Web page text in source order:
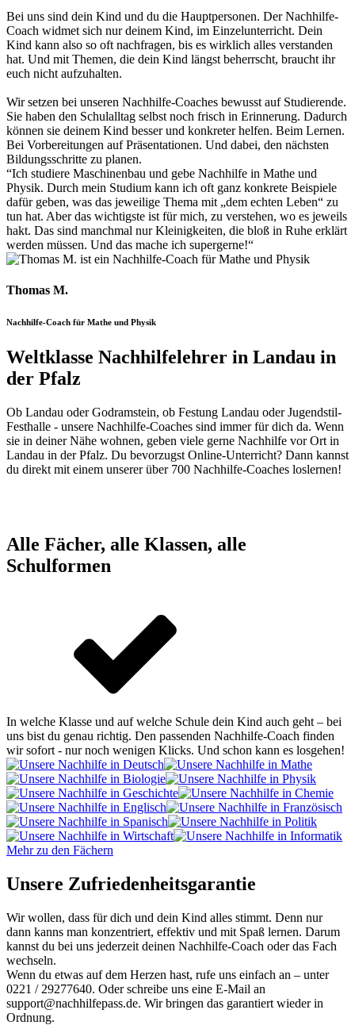
Bei uns sind dein Kind und du die Hauptpersonen. Der Nachhilfe-
Coach widmet sich nur deinem Kind, im Einzelunterricht. Dein
Kind kann also so oft nachfragen, bis es wirklich alles verstanden
hat. Und mit Themen, die dein Kind längst beherrscht, braucht ihr
euch nicht aufzuhalten.
Wir setzen bei unseren Nachhilfe-Coaches bewusst auf Studierende.
Sie haben den Schulalltag selbst noch frisch in Erinnerung. Dadurch
können sie deinem Kind besser und konkreter helfen. Beim Lernen.
Bei Vorbereitungen auf Präsentationen. Und dabei, den nächsten
Bildungsschritte zu planen.
“Ich studiere Maschinenbau und gebe Nachhilfe in Mathe und
Physik. Durch mein Studium kann ich oft ganz konkrete Beispiele
dafür geben, was das jeweilige Thema mit „dem echten Leben“ zu
tun hat. Aber das wichtigste ist für mich, zu verstehen, wo es jeweils
hakt. Das sind manchmal nur Kleinigkeiten, die bloß in Ruhe erklärt
werden müssen. Und das mache ich supergerne!“
Thomas M.
Nachhilfe-Coach für Mathe und Physik
Weltklasse Nachhilfelehrer in Landau in
der Pfalz
Ob Landau oder Godramstein, ob Festung Landau oder Jugendstil-
Festhalle - unsere Nachhilfe-Coaches sind immer für dich da. Wenn
sie in deiner Nähe wohnen, geben viele gerne Nachhilfe vor Ort in
Landau in der Pfalz. Du bevorzugst Online-Unterricht? Dann kannst
du direkt mit einem unserer über 700 Nachhilfe-Coaches loslernen!
Alle Fächer, alle Klassen, alle
Schulformen
In welche Klasse und auf welche Schule dein Kind auch geht – bei
uns bist du genau richtig. Den passenden Nachhilfe-Coach finden
wir sofort - nur noch wenigen Klicks. Und schon kann es losgehen!
Mehr zu den Fächern
Unsere Zufriedenheitsgarantie
Wir wollen, dass für dich und dein Kind alles stimmt. Denn nur
dann kanns man konzentriert, effektiv und mit Spaß lernen. Darum
kannst du bei uns jederzeit deinen Nachhilfe-Coach oder das Fach
wechseln.
Wenn du etwas auf dem Herzen hast, rufe uns einfach an – unter
0221 / 29277640. Oder schreibe uns eine E-Mail an
support@nachhilfepass.de. Wir bringen das garantiert wieder in
Ordnung.